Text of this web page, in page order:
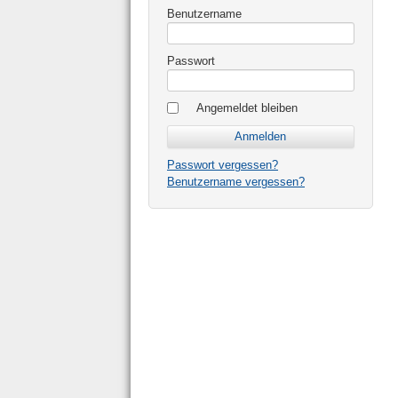
Benutzername
Passwort
Angemeldet bleiben
Passwort vergessen?
Benutzername vergessen?